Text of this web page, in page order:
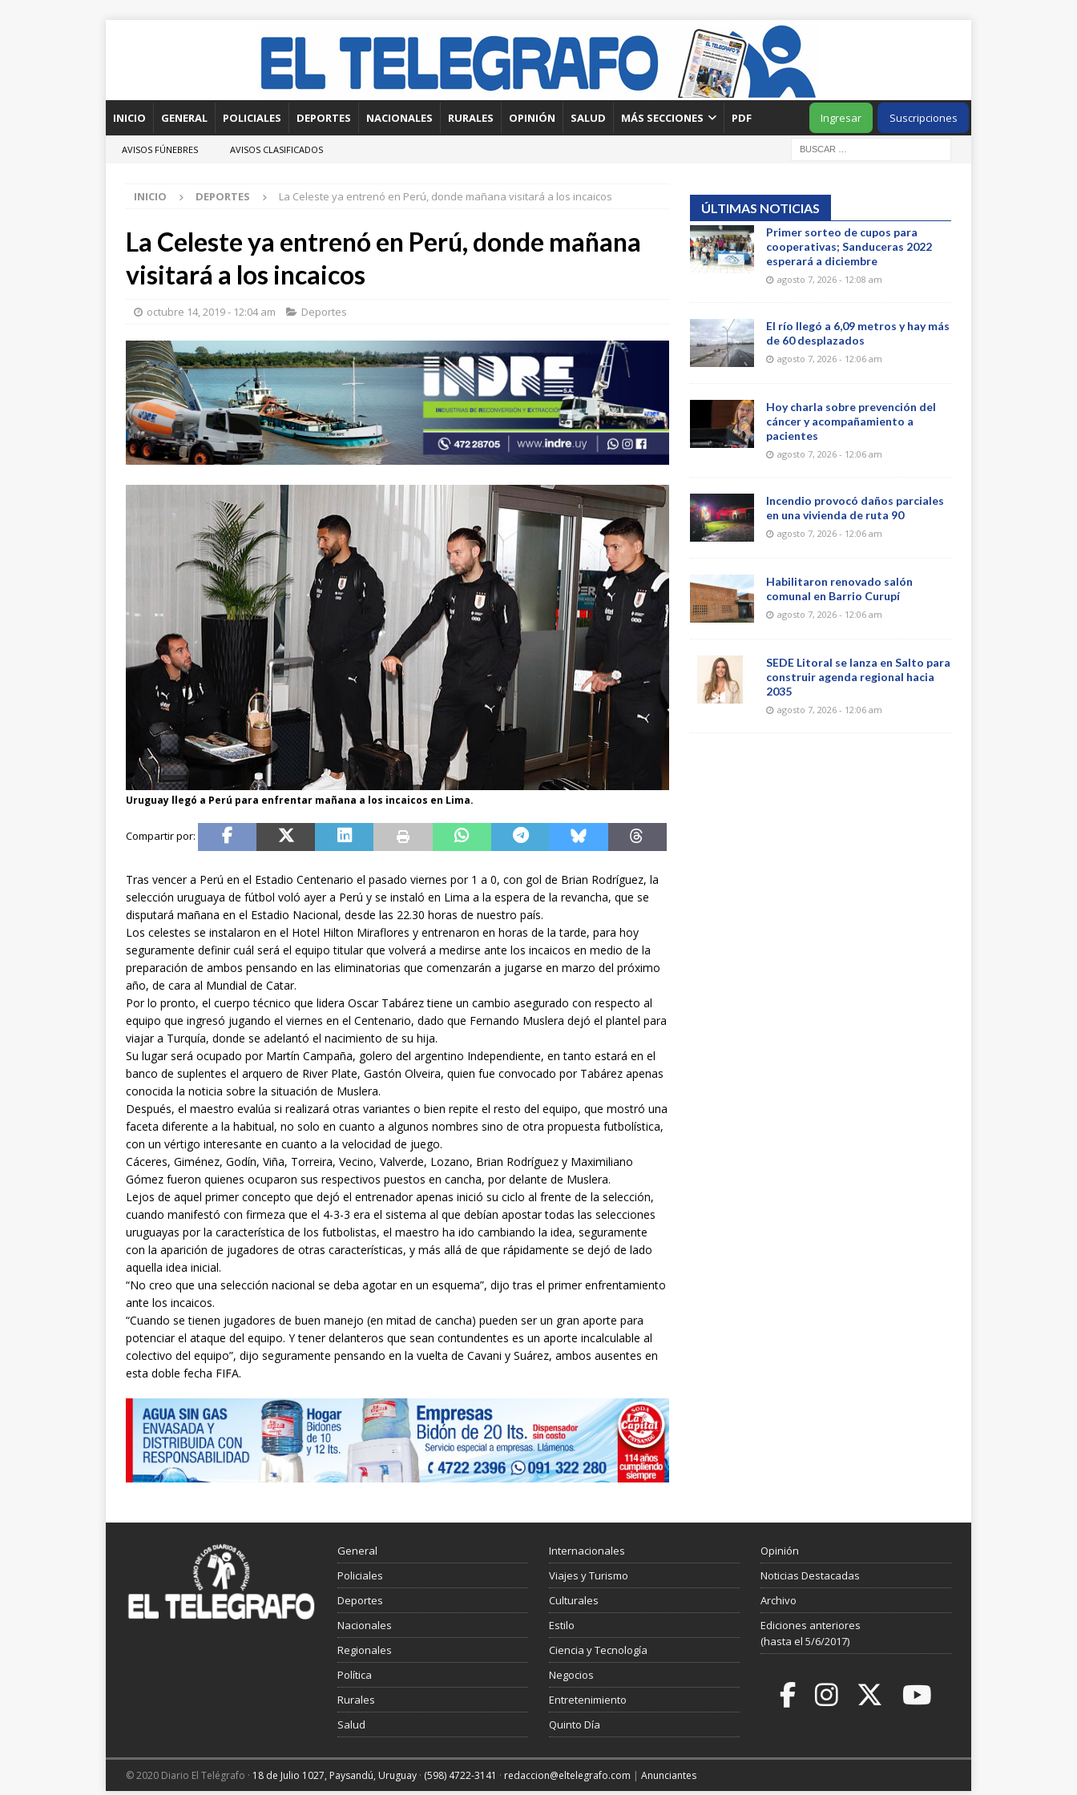
INICIO GENERAL POLICIALES DEPORTES NACIONALES RURALES OPINIÓN SALUD MÁS SECCIONES PDF Suscripciones
Ingresar
AVISOS FÚNEBRES AVISOS CLASIFICADOS
INICIO DEPORTES La Celeste ya entrenó en Perú, donde mañana visitará a los incaicos
La Celeste ya entrenó en Perú, donde mañana
visitará a los incaicos
octubre 14, 2019 - 12:04 am Deportes
Uruguay llegó a Perú para enfrentar mañana a los incaicos en Lima.
Tras vencer a Perú en el Estadio Centenario el pasado viernes por 1 a 0, con gol de Brian Rodríguez, la
selección uruguaya de fútbol voló ayer a Perú y se instaló en Lima a la espera de la revancha, que se
disputará mañana en el Estadio Nacional, desde las 22.30 horas de nuestro país.
Los celestes se instalaron en el Hotel Hilton Miraflores y entrenaron en horas de la tarde, para hoy
seguramente definir cuál será el equipo titular que volverá a medirse ante los incaicos en medio de la
preparación de ambos pensando en las eliminatorias que comenzarán a jugarse en marzo del próximo
año, de cara al Mundial de Catar.
Por lo pronto, el cuerpo técnico que lidera Oscar Tabárez tiene un cambio asegurado con respecto al
equipo que ingresó jugando el viernes en el Centenario, dado que Fernando Muslera dejó el plantel para
viajar a Turquía, donde se adelantó el nacimiento de su hija.
Su lugar será ocupado por Martín Campaña, golero del argentino Independiente, en tanto estará en el
banco de suplentes el arquero de River Plate, Gastón Olveira, quien fue convocado por Tabárez apenas
conocida la noticia sobre la situación de Muslera.
Después, el maestro evalúa si realizará otras variantes o bien repite el resto del equipo, que mostró una
faceta diferente a la habitual, no solo en cuanto a algunos nombres sino de otra propuesta futbolística,
con un vértigo interesante en cuanto a la velocidad de juego.
Cáceres, Giménez, Godín, Viña, Torreira, Vecino, Valverde, Lozano, Brian Rodríguez y Maximiliano
Gómez fueron quienes ocuparon sus respectivos puestos en cancha, por delante de Muslera.
Lejos de aquel primer concepto que dejó el entrenador apenas inició su ciclo al frente de la selección,
cuando manifestó con firmeza que el 4-3-3 era el sistema al que debían apostar todas las selecciones
uruguayas por la característica de los futbolistas, el maestro ha ido cambiando la idea, seguramente
con la aparición de jugadores de otras características, y más allá de que rápidamente se dejó de lado
aquella idea inicial.
“No creo que una selección nacional se deba agotar en un esquema”, dijo tras el primer enfrentamiento
ante los incaicos.
“Cuando se tienen jugadores de buen manejo (en mitad de cancha) pueden ser un gran aporte para
potenciar el ataque del equipo. Y tener delanteros que sean contundentes es un aporte incalculable al
colectivo del equipo”, dijo seguramente pensando en la vuelta de Cavani y Suárez, ambos ausentes en
esta doble fecha FIFA.
ÚLTIMAS NOTICIAS
Primer sorteo de cupos para
cooperativas; Sanduceras 2022
esperará a diciembre
agosto 7, 2026 - 12:08 am
El río llegó a 6,09 metros y hay más
de 60 desplazados
agosto 7, 2026 - 12:06 am
Hoy charla sobre prevención del
cáncer y acompañamiento a
pacientes
agosto 7, 2026 - 12:06 am
Incendio provocó daños parciales
en una vivienda de ruta 90
agosto 7, 2026 - 12:06 am
Habilitaron renovado salón
comunal en Barrio Curupí
agosto 7, 2026 - 12:06 am
SEDE Litoral se lanza en Salto para
construir agenda regional hacia
2035
agosto 7, 2026 - 12:06 am
General
Policiales
Deportes
Nacionales
Regionales
Política
Rurales
Salud
Internacionales
Viajes y Turismo
Culturales
Estilo
Ciencia y Tecnología
Negocios
Entretenimiento
Quinto Día
Opinión
Noticias Destacadas
Archivo
Ediciones anteriores
(hasta el 5/6/2017)
© 2020 Diario El Telégrafo · 18 de Julio 1027, Paysandú, Uruguay · (598) 4722-3141 · redaccion@eltelegrafo.com | Anunciantes